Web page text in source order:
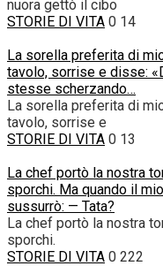
nuora gettò il cibo
STORIE DI VITA 0 14
La sorella preferita di
tavolo, sorrise e disse:
stesse scherzando…
La sorella preferita di
tavolo, sorrise e
STORIE DI VITA 0 13
La chef portò la nostra
sporchi. Ma quando il
sussurrò: — Tata?
La chef portò la nostra
sporchi.
STORIE DI VITA 0 222